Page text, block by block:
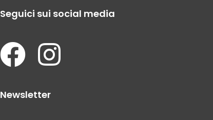
Seguici sui social media
Newsletter